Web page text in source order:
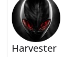
Harvester